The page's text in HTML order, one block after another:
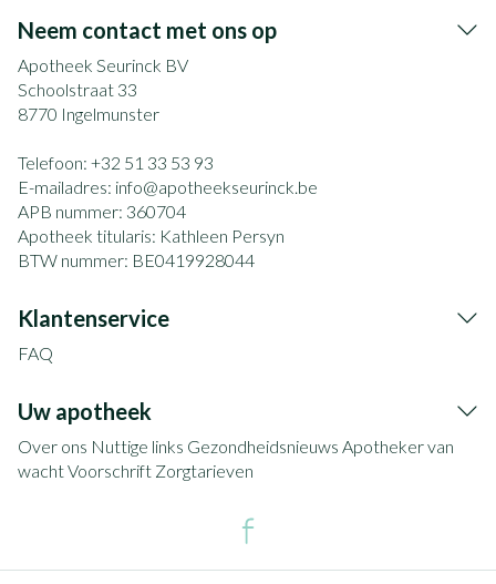
Neem contact met ons op
Apotheek Seurinck BV
Schoolstraat 33
8770 Ingelmunster
Telefoon: +32 51 33 53 93
E-mailadres: info@apotheekseurinck.be
APB nummer: 360704
Apotheek titularis: Kathleen Persyn
BTW nummer: BE0419928044
Klantenservice
FAQ
Uw apotheek
Over ons Nuttige links Gezondheidsnieuws Apotheker van
wachtVoorschrift Zorgtarieven